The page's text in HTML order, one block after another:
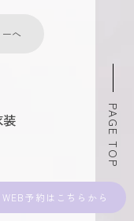
WEB予約
へ
PAGE TOP